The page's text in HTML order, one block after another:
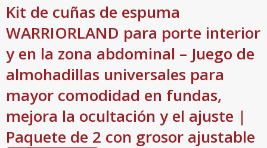
Kit de cuñas de espuma
WARRIORLAND para porte interior
y en la zona abdominal – Juego de
almohadillas universales para
mayor comodidad en fundas,
mejora la ocultación y el ajuste |
Paquete de 2 con grosor ajustable